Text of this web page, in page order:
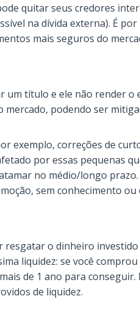
quitar seus credores
na dívida externa). É
mais seguros do
um título e ele não render o
mercado, podendo ser
exemplo, correções de
por essas pequenas
no médio/longo prazo.
sem conhecimento
resgatar o dinheiro
liquidez: se você
de 1 ano para conseguir.
de liquidez.